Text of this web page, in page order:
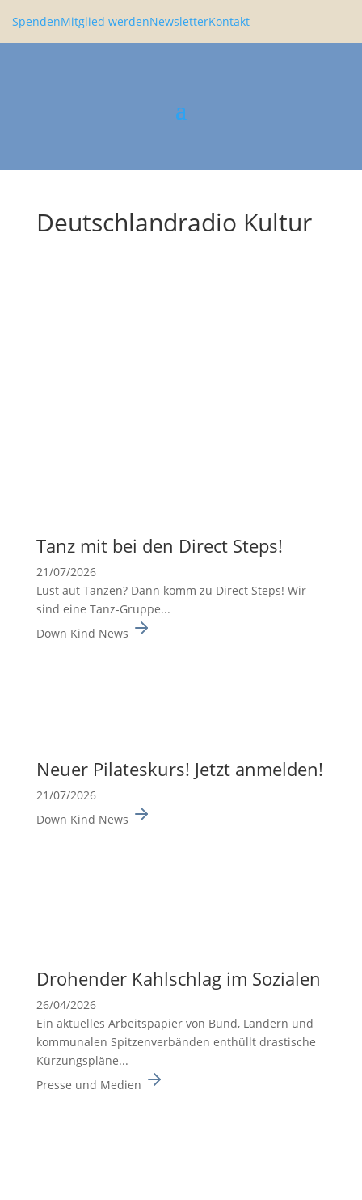
SpendenMitglied werdenNewsletterKontakt
Deutschlandradio Kultur
Tanz mit bei den Direct Steps!
21/07/2026
Lust aut Tanzen? Dann komm zu Direct Steps! Wir
sind eine Tanz-Gruppe...
Down Kind News
Neuer Pilates­kurs! Jetzt anmelden!
21/07/2026
Down Kind News
Drohender Kahlschlag im Sozialen
26/04/2026
Ein aktuelles Arbeits­pa­pier von Bund, Ländern und
kommu­nalen Spitzen­ver­bänden enthüllt drasti­sche
Kürzungs­pläne...
Presse und Medien